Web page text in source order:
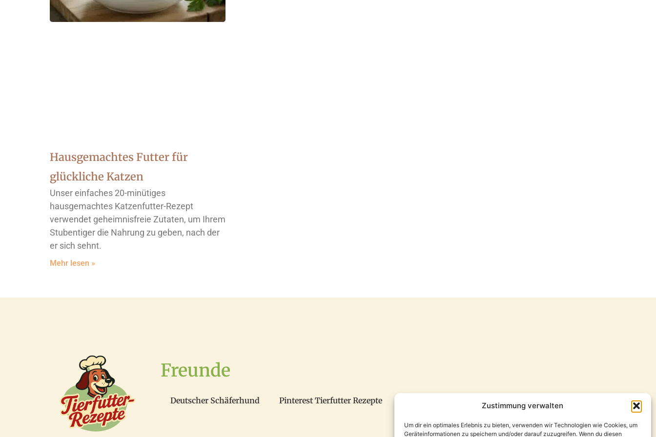
Zustimmung verwalten
Um dir ein optimales Erlebnis zu bieten, verwenden wir Technologien wie Cookies, um
Geräteinformationen zu speichern und/oder darauf zuzugreifen. Wenn du diesen
Hausgemachtes Futter für
glückliche Katzen
Unser einfaches 20-minütiges
hausgemachtes Katzenfutter-Rezept
verwendet geheimnisfreie Zutaten, um Ihrem
Stubentiger die Nahrung zu geben, nach der
er sich sehnt.
Mehr lesen »
Freunde
Deutscher Schäferhund Pinterest Tierfutter Rezepte